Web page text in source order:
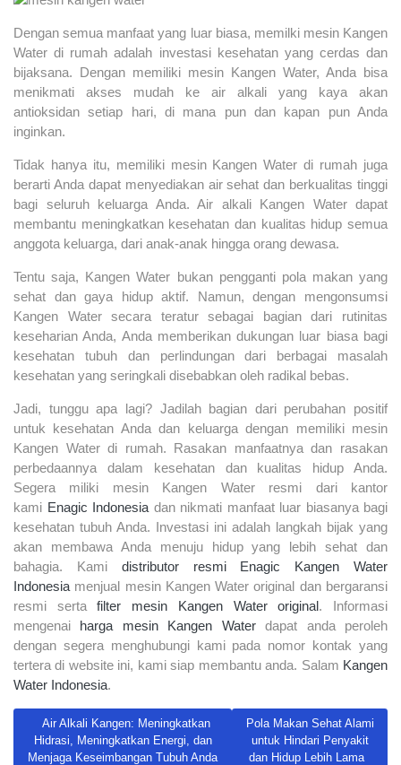
Dengan semua manfaat yang luar biasa, memilki mesin Kangen
Water di rumah adalah investasi kesehatan yang cerdas dan
bijaksana. Dengan memiliki mesin Kangen Water, Anda bisa
menikmati akses mudah ke air alkali yang kaya akan
antioksidan setiap hari, di mana pun dan kapan pun Anda
inginkan.
Tidak hanya itu, memiliki mesin Kangen Water di rumah juga
berarti Anda dapat menyediakan air sehat dan berkualitas tinggi
bagi seluruh keluarga Anda. Air alkali Kangen Water dapat
membantu meningkatkan kesehatan dan kualitas hidup semua
anggota keluarga, dari anak-anak hingga orang dewasa.
Tentu saja, Kangen Water bukan pengganti pola makan yang
sehat dan gaya hidup aktif. Namun, dengan mengonsumsi
Kangen Water secara teratur sebagai bagian dari rutinitas
keseharian Anda, Anda memberikan dukungan luar biasa bagi
kesehatan tubuh dan perlindungan dari berbagai masalah
kesehatan yang seringkali disebabkan oleh radikal bebas.
Jadi, tunggu apa lagi? Jadilah bagian dari perubahan positif
untuk kesehatan Anda dan keluarga dengan memiliki mesin
Kangen Water di rumah. Rasakan manfaatnya dan rasakan
perbedaannya dalam kesehatan dan kualitas hidup Anda.
Segera miliki mesin Kangen Water resmi dari kantor
kami Enagic Indonesia dan nikmati manfaat luar biasanya bagi
kesehatan tubuh Anda. Investasi ini adalah langkah bijak yang
akan membawa Anda menuju hidup yang lebih sehat dan
bahagia. Kami distributor resmi Enagic Kangen Water
Indonesia menjual mesin Kangen Water original dan bergaransi
resmi sertafilter mesin Kangen Water original. Informasi
mengenai harga mesin Kangen Waterdapat anda peroleh
dengan segera menghubungi kami pada nomor kontak yang
tertera di website ini, kami siap membantu anda. Salam Kangen
Water Indonesia.
Previous article: Air Alkali Kangen: Meningkatkan Hidrasi,
Air Alkali Kangen: Meningkatkan
Hidrasi, Meningkatkan Energi, dan
Menjaga Keseimbangan Tubuh Anda
Next article: Pola Makan
Pola Makan Sehat Alami
untuk Hindari Penyakit
dan Hidup Lebih Lama